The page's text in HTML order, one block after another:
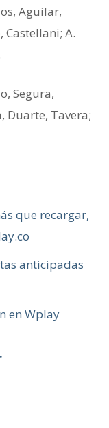
Aguilar,
Castellani; A.
Segura,
Duarte, Tavera;
que recargar,
anticipadas
en Wplay